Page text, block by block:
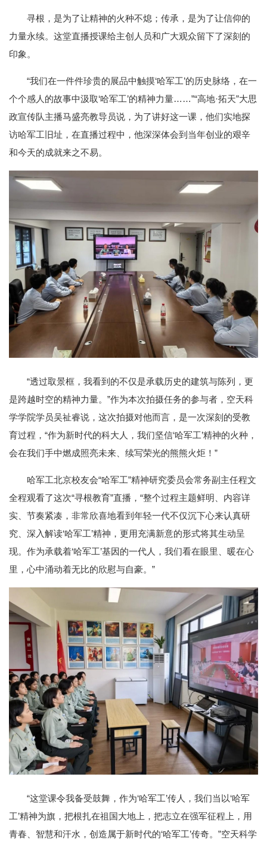
寻根，是为了让精神的火种不熄；传承，是为了让信仰的
力量永续。这堂直播授课给主创人员和广大观众留下了深刻的
印象。
“我们在一件件珍贵的展品中触摸‘哈军工’的历史脉络，在一
个个感人的故事中汲取‘哈军工’的精神力量……”“高地·拓天”大思
政宣传队主播马盛亮教导员说，为了讲好这一课，他们实地探
访哈军工旧址，在直播过程中，他深深体会到当年创业的艰辛
和今天的成就来之不易。
“透过取景框，我看到的不仅是承载历史的建筑与陈列，更
是跨越时空的精神力量。”作为本次拍摄任务的参与者，空天科
学学院学员吴祉睿说，这次拍摄对他而言，是一次深刻的受教
育过程，“作为新时代的科大人，我们坚信‘哈军工’精神的火种，
会在我们手中燃成照亮未来、续写荣光的熊熊火炬！”
哈军工北京校友会“哈军工”精神研究委员会常务副主任程文
全程观看了这次“寻根教育”直播，“整个过程主题鲜明、内容详
实、节奏紧凑，非常欣喜地看到年轻一代不仅沉下心来认真研
究、深入解读‘哈军工’精神，更用充满新意的形式将其生动呈
现。作为承载着‘哈军工’基因的一代人，我们看在眼里、暖在心
里，心中涌动着无比的欣慰与自豪。”
“这堂课令我备受鼓舞，作为‘哈军工’传人，我们当以‘哈军
工’精神为旗，把根扎在祖国大地上，把志立在强军征程上，用
青春、智慧和汗水，创造属于新时代的‘哈军工’传奇。”空天科学